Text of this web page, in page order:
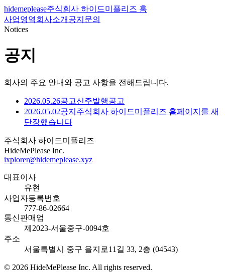
hidemeplease주식회사 하이드미플리즈 홈
사업영역회사소개 공지 문의
Notices
공지
회사의 주요 안내와 공고 사항을 전해드립니다.
2026.05.26공고신주발행공고
2026.05.02공지 주식회사 하이드미플리즈 홈페이지를 새
단장했습니다
주식회사 하이드미플리즈
HideMePlease Inc.
ixplorer@hidemeplease.xyz
대표이사
유현
사업자등록번호
777-86-02664
통신판매업
제2023-서울중구-0094호
주소
서울특별시 중구 을지로11길 33, 2층 (04543)
© 2026 HideMePlease Inc. All rights reserved.